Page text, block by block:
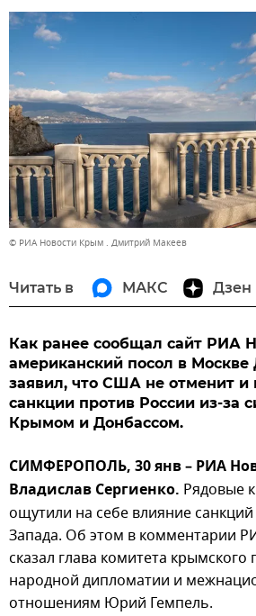
© РИА Новости Крым . Дмитрий Макеев
Читать в МАКС Дзен
Как ранее сообщал сайт РИА
американский посол в
заявил, что США не отменит и
санкции против России из-за
Крымом и Донбассом.
СИМФЕРОПОЛЬ, 30 янв – РИА
Владислав Сергиенко. Рядовые
ощутили на себе влияние
Запада. Об этом в комментарии
сказал глава комитета
народной дипломатии и
отношениям Юрий Гемпель.